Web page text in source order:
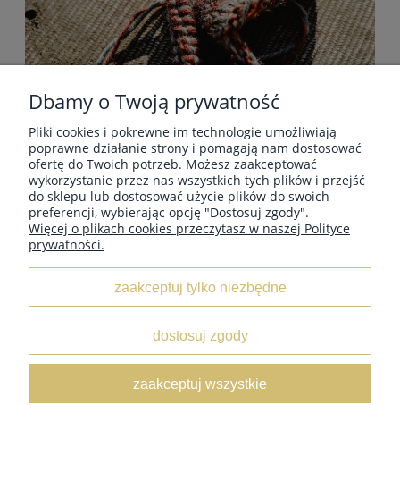
Każdy miłośnik robienia na drutach wie, że to nie tylko
włóczka i druty tworzą magię dziania. Istnieje cała gama
akcesoriów, które mogą uczynić proces dziergania
łatwiejszym, bardziej efektywnym i przyjemnym. Oto 10
niezbędnych akcesoriów dla każdego zapalonych
dziergającego:
Porównanie technik robienia na drutach:
od podstawowych do bardziej
zaawansowanych
w kategorii: autor:
Dbamy o Twoją prywatność
Pliki cookies i pokrewne im technologie umożliwiają
poprawne działanie strony i pomagają nam dostosować
ofertę do Twoich potrzeb. Możesz zaakceptować
wykorzystanie przez nas wszystkich tych plików i przejść
do sklepu lub dostosować użycie plików do swoich
preferencji, wybierając opcję "Dostosuj zgody".
Więcej o plikach cookies przeczytasz w naszej Polityce
prywatności.
zaakceptuj tylko niezbędne
dostosuj zgody
zaakceptuj wszystkie